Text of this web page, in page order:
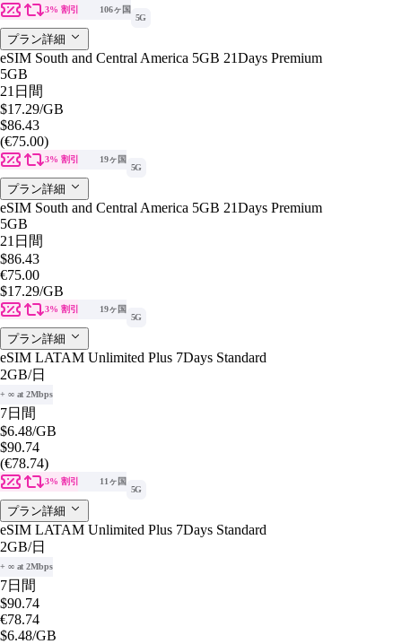
3% 割引
106ヶ国
5G
プラン詳細
eSIM South and Central America 5GB 21Days Premium
5GB
21日間
$17.29/GB
$86.43
(€75.00)
3% 割引
19ヶ国
5G
プラン詳細
eSIM South and Central America 5GB 21Days Premium
5GB
21日間
$86.43
€75.00
$17.29/GB
3% 割引
19ヶ国
5G
プラン詳細
eSIM LATAM Unlimited Plus 7Days Standard
2GB/日
+ ∞ at 2Mbps
7日間
$6.48/GB
$90.74
(€78.74)
3% 割引
11ヶ国
5G
プラン詳細
eSIM LATAM Unlimited Plus 7Days Standard
2GB/日
+ ∞ at 2Mbps
7日間
$90.74
€78.74
$6.48/GB